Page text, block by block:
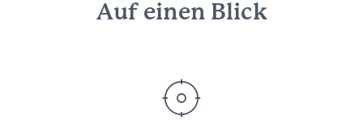
Auf einen Blick